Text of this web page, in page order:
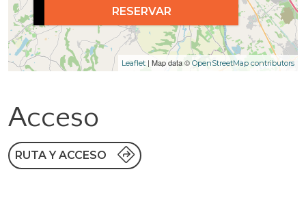
Leaflet | Map data © OpenStreetMap contributors
RESERVAR
Acceso
RUTA Y ACCESO